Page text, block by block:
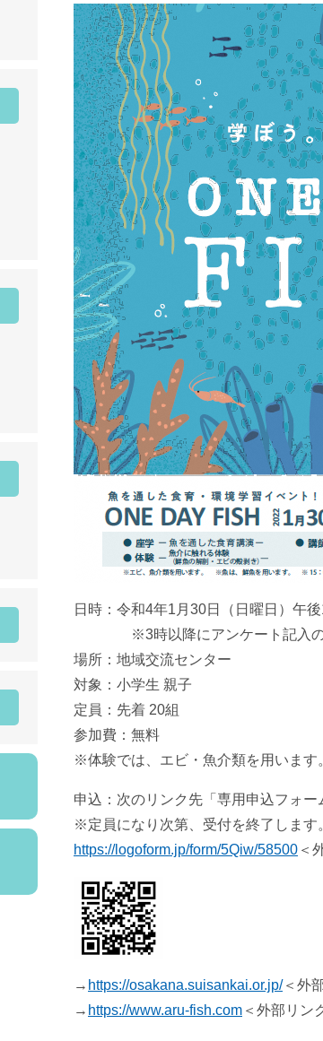
日時：令和4年1月30日（日曜日）午
※3時以降にアンケート記入の時
場所：地域交流センター
対象：小学生 親子
定員：先着 20組
参加費：無料
※体験では、エビ・魚介類を用います
申込：次のリンク先「専用申込フォー
※定員になり次第、受付を終了します
https://logoform.jp/form/5Qiw/58500 ＜
→ https://osakana.suisankai.or.jp/＜外
→ https://www.aru-fish.com ＜外部リン